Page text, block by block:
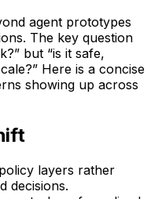
agent prototypes
The key question
but “is it safe,
Here is a concise
showing up across
layers rather
decisions.